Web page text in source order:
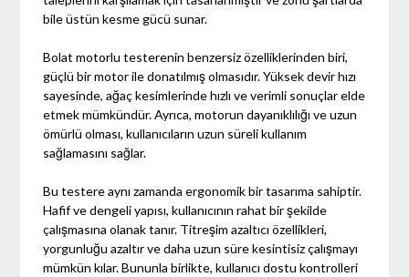
bile üstün kesme gücü sunar.
Bolat motorlu testerenin benzersiz özelliklerinden biri,
güçlü bir motor ile donatılmış olmasıdır. Yüksek devir hızı
sayesinde, ağaç kesimlerinde hızlı ve verimli sonuçlar elde
etmek mümkündür. Ayrıca, motorun dayanıklılığı ve uzun
ömürlü olması, kullanıcıların uzun süreli kullanım
sağlamasını sağlar.
Bu testere aynı zamanda ergonomik bir tasarıma sahiptir.
Hafif ve dengeli yapısı, kullanıcının rahat bir şekilde
çalışmasına olanak tanır. Titreşim azaltıcı özellikleri,
yorgunluğu azaltır ve daha uzun süre kesintisiz çalışmayı
mümkün kılar. Bununla birlikte, kullanıcı dostu kontrolleri